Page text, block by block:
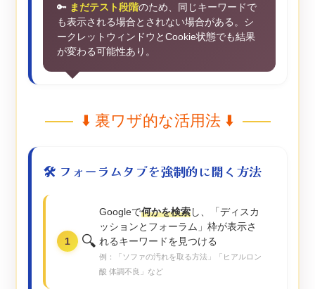
🔑 まだテスト段階のため、同じキーワードで
も表示される場合とされない場合がある。シ
ークレットウィンドウとCookie状態でも結果
が変わる可能性あり。
⬇️ 裏ワザ的な活用法 ⬇️
🛠️ フォーラムタブを強制的に開く方法
1 🔍
Googleで何かを検索し、「ディスカ
ッションとフォーラム」枠が表示さ
れるキーワードを見つける
例：「ソファの汚れを取る方法」「ヒアルロン
酸 体調不良」など